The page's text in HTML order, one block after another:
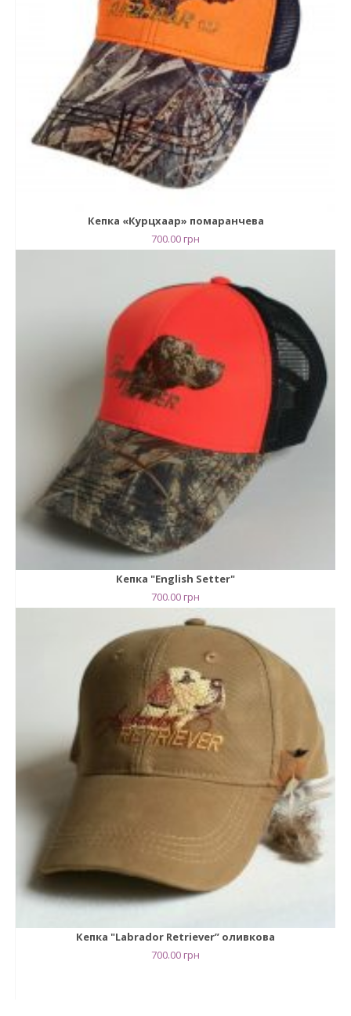
Кепка «Курцхаар» помаранчева
700.00 грн
Кепка "English Setter"
700.00 грн
Кепка "Labrador Retriever” оливкова
700.00 грн